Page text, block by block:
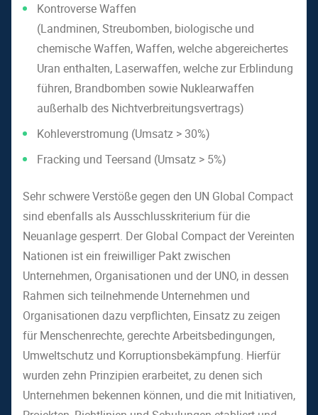
Kontroverse Waffen
(Landminen, Streubomben, biologische und
chemische Waffen, Waffen, welche abgereichertes
Uran enthalten, Laserwaffen, welche zur Erblindung
führen, Brandbomben sowie Nuklearwaffen
außerhalb des Nichtverbreitungsvertrags)
Kohleverstromung (Umsatz > 30%)
Fracking und Teersand (Umsatz > 5%)
Sehr schwere Verstöße gegen den UN Global Compact
sind ebenfalls als Ausschlusskriterium für die
Neuanlage gesperrt. Der Global Compact der Vereinten
Nationen ist ein freiwilliger Pakt zwischen
Unternehmen, Organisationen und der UNO, in dessen
Rahmen sich teilnehmende Unternehmen und
Organisationen dazu verpflichten, Einsatz zu zeigen
für Menschenrechte, gerechte Arbeitsbedingungen,
Umweltschutz und Korruptionsbekämpfung. Hierfür
wurden zehn Prinzipien erarbeitet, zu denen sich
Unternehmen bekennen können, und die mit Initiativen,